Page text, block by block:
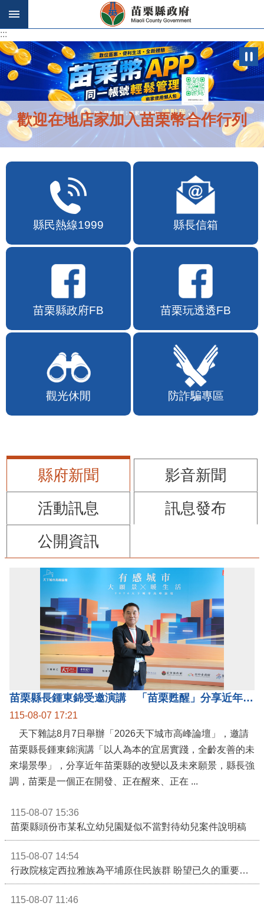
跳到主要內容區塊
:::
:::
歡迎在地店家加入苗栗幣合作行列
縣民熱線1999 縣長信箱
苗栗縣政府FB 苗栗玩透透FB
觀光休閒 防詐騙專區
縣府新聞
影音新聞
活動訊息
訊息發布
公開資訊
苗栗縣長鍾東錦受邀演講 「苗栗甦醒」分享近年轉變
115-08-07 17:21
天下雜誌8月7日舉辦「2026天下城市高峰論壇」，邀請
苗栗縣長鍾東錦演講「以人為本的宜居實踐，全齡友善的未
來場景學」，分享近年苗栗縣的改變以及未來願景，縣長強
調，苗栗是一個正在開發、正在醒來、正在 ...
115-08-07 15:36
苗栗縣頭份市某私立幼兒園疑似不當對待幼兒案件說明稿
115-08-07 14:54
行政院核定西拉雅族為平埔原住民族群 盼望已久的重要時刻到來！8月13日起受理民族成員名冊登記
115-08-07 11:46